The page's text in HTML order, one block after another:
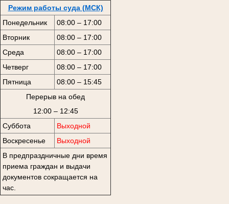
Режим работы суда (МСК)
Понедельник
08:00 – 17:00
Вторник
08:00 – 17:00
Среда
08:00 – 17:00
Четверг
08:00 – 17:00
Пятница
08:00 – 15:45
Перерыв на обед
12:00 – 12:45
Суббота
Выходной
Воскресенье
Выходной
В предпраздничные дни время
приема граждан и выдачи
документов сокращается на
час.